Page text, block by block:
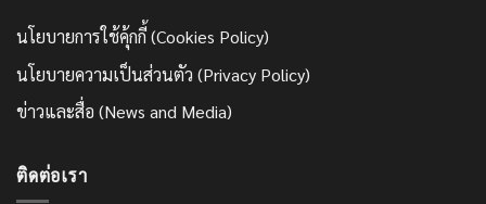
นโยบายการใช้คุ้กกี้ (Cookies Policy)
นโยบายความเป็นส่วนตัว (Privacy Policy)
ข่าวและสื่อ (News and Media)
ติดต่อเรา